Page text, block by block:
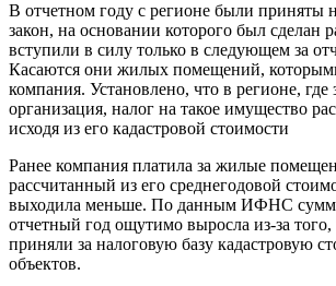
В отчетном году с регионе были приняты
закон, на основании которого был сделан
вступили в силу только в следующем за
Касаются они жилых помещений,
компания. Установлено, что в регионе, где
организация, налог на такое имущество
исходя из его кадастровой стоимости
Ранее компания платила за жилые
рассчитанный из его среднегодовой
выходила меньше. По данным ИФНС
отчетный год ощутимо выросла из-за
приняли за налоговую базу кадастровую
объектов.